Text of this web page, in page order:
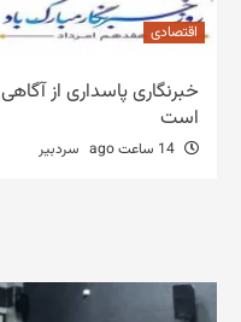
اقتصادی
خبرنگاری پاسداری از آگاهی
است
سردبیر